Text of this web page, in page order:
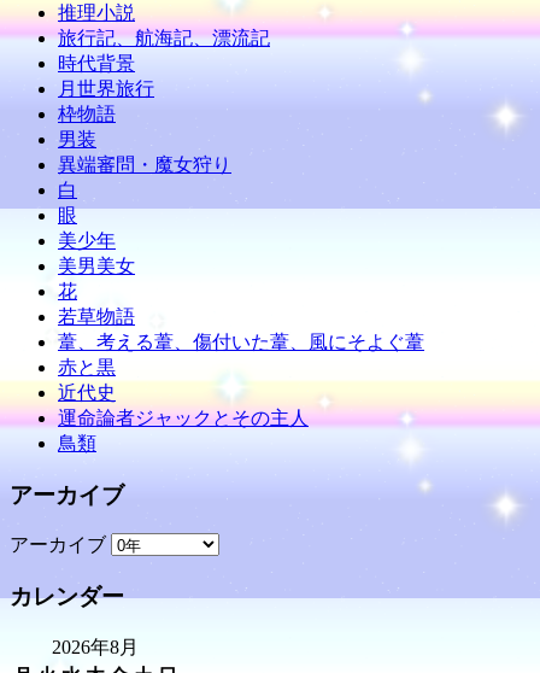
推理小説
旅行記、航海記、漂流記
時代背景
月世界旅行
枠物語
男装
異端審問・魔女狩り
白
眼
美少年
美男美女
花
若草物語
葦、考える葦、傷付いた葦、風にそよぐ葦
赤と黒
近代史
運命論者ジャックとその主人
鳥類
アーカイブ
アーカイブ
カレンダー
2026年8月